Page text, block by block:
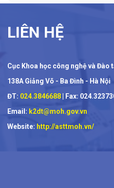
LIÊN HỆ
Cục Khoa học công nghệ và Đào
138A Giảng Võ - Ba Đình - Hà Nội
ĐT: 024.3846688 | Fax:
Email: k2dt@moh.gov.vn
Website: http://asttmoh.vn/